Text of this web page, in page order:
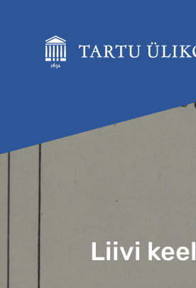
Liivi keel